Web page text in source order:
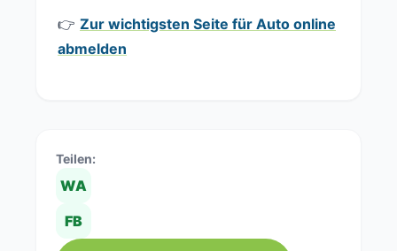
👉 Zur wichtigsten Seite für Auto online
abmelden
Teilen:
WA
FB